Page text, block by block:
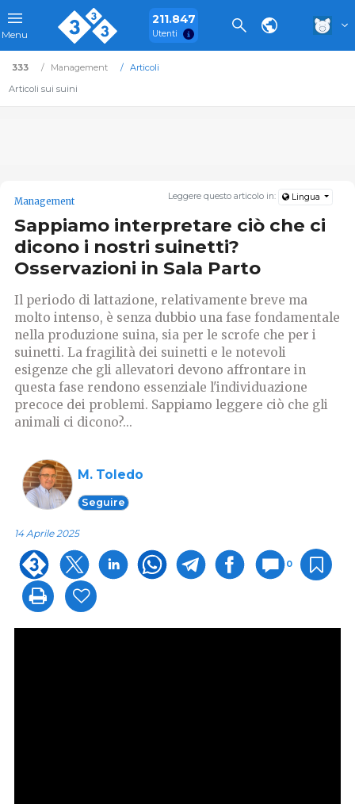
Menu
211.847
Utenti
333 Management
Articoli
Articoli sui suini
Leggere questo articolo in: Lingua
Management
Sappiamo interpretare ciò che ci
dicono i nostri suinetti?
Osservazioni in Sala Parto
Il periodo di lattazione, relativamente breve ma
molto intenso, è senza dubbio una fase fondamentale
nella produzione suina, sia per le scrofe che per i
suinetti. La fragilità dei suinetti e le notevoli
esigenze che gli allevatori devono affrontare in
questa fase rendono essenziale l'individuazione
precoce dei problemi. Sappiamo leggere ciò che gli
animali ci dicono?...
M. Toledo
Seguire
14 Aprile 2025
0